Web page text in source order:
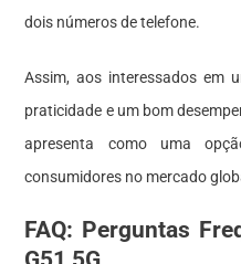
dois números de telefone.
Assim, aos interessados em
praticidade e um bom
apresenta como uma
consumidores no mercado
FAQ: Perguntas